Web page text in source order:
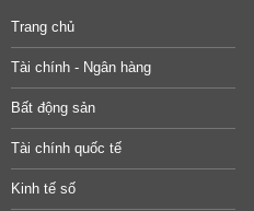
Trang chủ
Tài chính - Ngân hàng
Bất động sản
Tài chính quốc tế
Kinh tế số